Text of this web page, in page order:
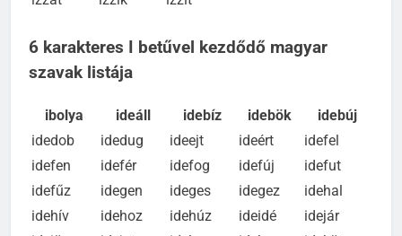
6 karakteres I betűvel kezdődő magyar
ibolya ideáll idebíz idebök
idebúj
idedob
idedug idee­jt ideért
idefel
idefen
idefér idefog idefúj
idefut
idefűz
idegen ideges idegez
idehal
idehív
idehoz idehúz ideidé
idejár